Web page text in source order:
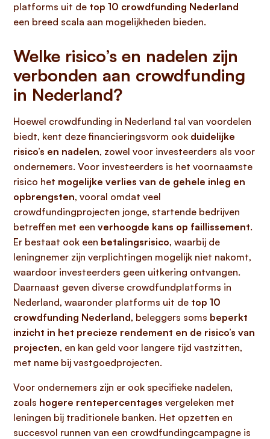
platforms uit de top 10 crowdfunding Nederland
een breed scala aan mogelijkheden bieden.
Welke risico’s en nadelen zijn
verbonden aan crowdfunding
in Nederland?
Hoewel crowdfunding in Nederland tal van voordelen
biedt, kent deze financieringsvorm ook duidelijke
risico’s en nadelen, zowel voor investeerders als voor
ondernemers. Voor investeerders is het voornaamste
risico het mogelijke verlies van de gehele inleg en
opbrengsten, vooral omdat veel
crowdfundingprojecten jonge, startende bedrijven
betreffen met een verhoogde kans op faillissement.
Er bestaat ook een betalingsrisico, waarbij de
leningnemer zijn verplichtingen mogelijk niet nakomt,
waardoor investeerders geen uitkering ontvangen.
Daarnaast geven diverse crowdfundplatforms in
Nederland, waaronder platforms uit de top 10
crowdfunding Nederland, beleggers soms beperkt
inzicht in het precieze rendement en de risico’s van
projecten, en kan geld voor langere tijd vastzitten,
met name bij vastgoedprojecten.
Voor ondernemers zijn er ook specifieke nadelen,
zoals hogere rentepercentages vergeleken met
leningen bij traditionele banken. Het opzetten en
succesvol runnen van een crowdfundingcampagne is